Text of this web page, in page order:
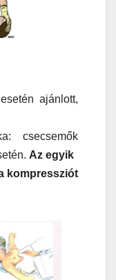
ajánlott,
csecsemők
Az egyik
kompressziót